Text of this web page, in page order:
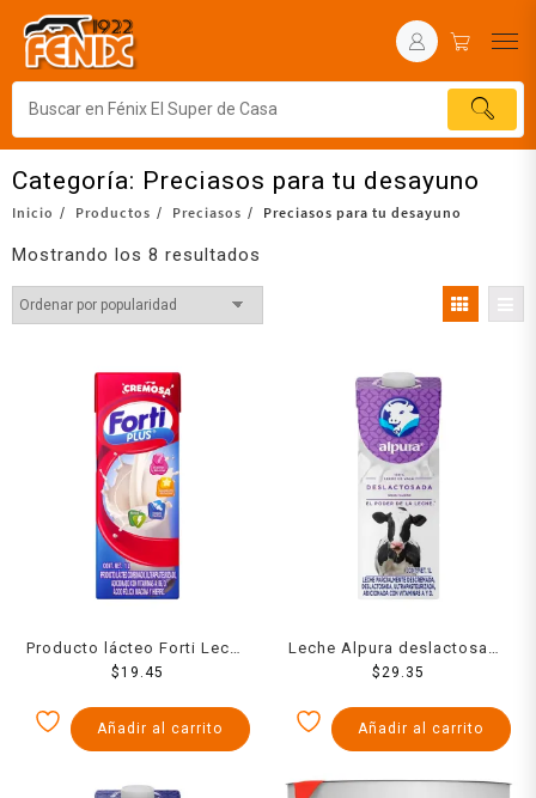
Categoría: Preciasos para tu desayuno
Inicio Productos Preciasos Preciasos para tu desayuno
Mostrando los 8 resultados
Producto lácteo Forti Leche
1 l
$19.45
Añadir al carrito
Leche Alpura deslactosada
1 l
$ 29.35
Añadir al carrito